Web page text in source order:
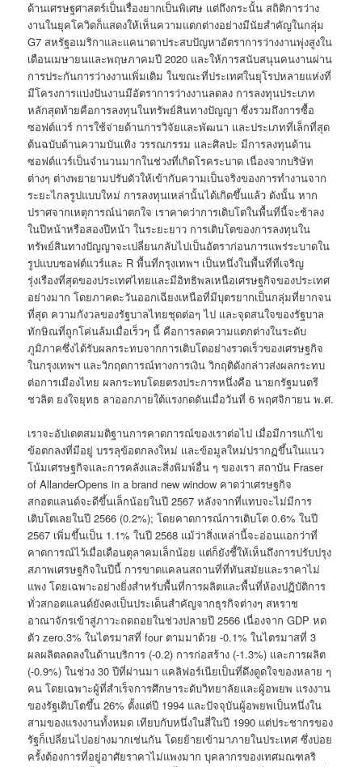
ด้านเศรษฐศาสตร์เป็นเรื่องยากเป็นพิเศษ แต่ถึงกระนั้น สถิติการว่าง
งานในยุคโควิดก็แสดงให้เห็นความแตกต่างอย่างมีนัยสำคัญในกลุ่ม
G7 สหรัฐอเมริกาและแคนาดาประสบปัญหาอัตราการว่างงานพุ่งสูงใน
เดือนเมษายนและพฤษภาคมปี 2020 และให้การสนับสนุนคนงานผ่าน
การประกันการว่างงานเพิ่มเติม ในขณะที่ประเทศในยุโรปหลายแห่งที่
มีโครงการแบ่งปันงานมีอัตราการว่างงานลดลง การลงทุนประเภท
หลักสุดท้ายคือการลงทุนในทรัพย์สินทางปัญญา ซึ่งรวมถึงการซื้อ
ซอฟต์แวร์ การใช้จ่ายด้านการวิจัยและพัฒนา และประเภทที่เล็กที่สุด
ต้นฉบับด้านความบันเทิง วรรณกรรม และศิลปะ มีการลงทุนด้าน
ซอฟต์แวร์เป็นจำนวนมากในช่วงที่เกิดโรคระบาด เนื่องจากบริษัท
ต่างๆ ต่างพยายามปรับตัวให้เข้ากับความเป็นจริงของการทำงานจาก
ระยะไกลรูปแบบใหม่ การลงทุนเหล่านั้นได้เกิดขึ้นแล้ว ดังนั้น หาก
ปราศจากเหตุการณ์น่าตกใจ เราคาดว่าการเติบโตในพื้นที่นี้จะช้าลง
ในปีหน้าหรือสองปีหน้า ในระยะยาว การเติบโตของการลงทุนใน
ทรัพย์สินทางปัญญาจะเปลี่ยนกลับไปเป็นอัตราก่อนการแพร่ระบาดใน
รูปแบบซอฟต์แวร์และ R พื้นที่กรุงเทพฯ เป็นหนึ่งในพื้นที่ที่เจริญ
รุ่งเรืองที่สุดของประเทศไทยและมีอิทธิพลเหนือเศรษฐกิจของประเทศ
อย่างมาก โดยภาคตะวันออกเฉียงเหนือที่มีบุตรยากเป็นกลุ่มที่ยากจน
ที่สุด ความกังวลของรัฐบาลไทยชุดต่อๆ ไป และจุดสนใจของรัฐบาล
ทักษิณที่ถูกโค่นล้มเมื่อเร็วๆ นี้ คือการลดความแตกต่างในระดับ
ภูมิภาคซึ่งได้รับผลกระทบจากการเติบโตอย่างรวดเร็วของเศรษฐกิจ
ในกรุงเทพฯ และวิกฤตการณ์ทางการเงิน วิกฤติดังกล่าวส่งผลกระทบ
ต่อการเมืองไทย ผลกระทบโดยตรงประการหนึ่งคือ นายกรัฐมนตรี
ชวลิต ยงใจยุทธ ลาออกภายใต้แรงกดดันเมื่อวันที่ 6 พฤศจิกายน พ.ศ.
เราจะอัปเดตสมมติฐานการคาดการณ์ของเราต่อไป เมื่อมีการแก้ไข
ข้อตกลงที่มีอยู่ บรรลุข้อตกลงใหม่ และข้อมูลใหม่ปรากฏขึ้นในแนว
โน้มเศรษฐกิจและการคลังและสิ่งพิมพ์อื่น ๆ ของเรา สถาบัน Fraser
of AllanderOpens in a brand new window คาดว่าเศรษฐกิจ
สกอตแลนด์จะดีขึ้นเล็กน้อยในปี 2567 หลังจากที่แทบจะไม่มีการ
เติบโตเลยในปี 2566 (0.2%); โดยคาดการณ์การเติบโต 0.6% ในปี
2567 เพิ่มขึ้นเป็น 1.1% ในปี 2568 แม้ว่าสิ่งเหล่านี้จะอ่อนแอกว่าที่
คาดการณ์ไว้เมื่อเดือนตุลาคมเล็กน้อย แต่ก็ยังชี้ให้เห็นถึงการปรับปรุง
สภาพเศรษฐกิจในปีนี้ การขาดแคลนสถานที่ที่ทันสมัยและราคาไม่
แพง โดยเฉพาะอย่างยิ่งสำหรับพื้นที่การผลิตและพื้นที่ห้องปฏิบัติการ
ทั่วสกอตแลนด์ยังคงเป็นประเด็นสำคัญจากธุรกิจต่างๆ สหราช
อาณาจักรเข้าสู่ภาวะถดถอยในช่วงปลายปี 2566 เนื่องจาก GDP หด
ตัว zero.3% ในไตรมาสที่ four ตามมาด้วย -0.1% ในไตรมาสที่ 3
ผลผลิตลดลงในด้านบริการ (-0.2) การก่อสร้าง (-1.3%) และการผลิต
(-0.9%) ในช่วง 30 ปีที่ผ่านมา แคลิฟอร์เนียเป็นที่ดึงดูดใจของหลาย ๆ
คน โดยเฉพาะผู้ที่สำเร็จการศึกษาระดับวิทยาลัยและผู้อพยพ แรงงาน
ของรัฐเติบโตขึ้น 26% ตั้งแต่ปี 1994 และปัจจุบันผู้อพยพเป็นหนึ่งใน
สามของแรงงานทั้งหมด เทียบกับหนึ่งในสี่ในปี 1990 แต่ประชากรของ
รัฐก็เปลี่ยนไปอย่างมากเช่นกัน โดยย้ายเข้ามาภายในประเทศ ซึ่งบ่อย
ครั้งต้องการที่อยู่อาศัยราคาไม่แพงมาก บุคลากรของเทศมณฑลริ